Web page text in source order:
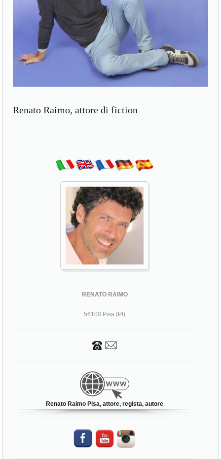
Renato Raimo, attore di fiction
RENATO RAIMO
56100 Pisa (PI)
Renato Raimo Pisa, attore, regista, autore